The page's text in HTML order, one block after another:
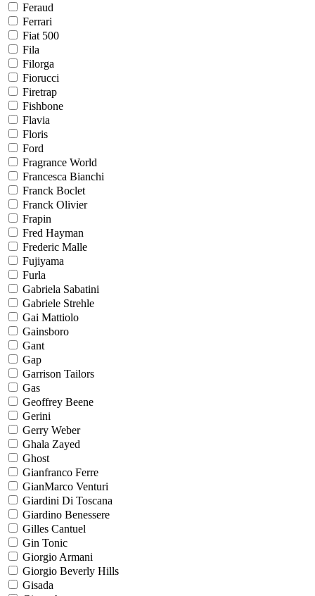
Feraud
Ferrari
Fiat 500
Fila
Filorga
Fiorucci
Firetrap
Fishbone
Flavia
Floris
Ford
Fragrance World
Francesca Bianchi
Franck Boclet
Franck Olivier
Frapin
Fred Hayman
Frederic Malle
Fujiyama
Furla
Gabriela Sabatini
Gabriele Strehle
Gai Mattiolo
Gainsboro
Gant
Gap
Garrison Tailors
Gas
Geoffrey Beene
Gerini
Gerry Weber
Ghala Zayed
Ghost
Gianfranco Ferre
GianMarco Venturi
Giardini Di Toscana
Giardino Benessere
Gilles Cantuel
Gin Tonic
Giorgio Armani
Giorgio Beverly Hills
Gisada